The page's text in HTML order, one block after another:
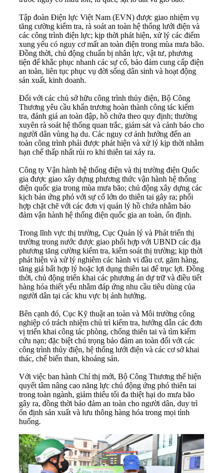
Tập đoàn Điện lực Việt Nam (EVN) được giao nhiệm vụ
tăng cường kiểm tra, rà soát an toàn hệ thống lưới điện và
các công trình điện lực; kịp thời phát hiện, xử lý các điểm
xung yếu có nguy cơ mất an toàn điện trong mùa mưa bão.
Đồng thời, chủ động chuẩn bị nhân lực, vật tư, phương
tiện để khắc phục nhanh các sự cố, bảo đảm cung cấp điện
an toàn, liên tục phục vụ đời sống dân sinh và hoạt động
sản xuất, kinh doanh.
Đối với các chủ sở hữu công trình thủy điện, Bộ Công
Thương yêu cầu khẩn trương hoàn thành công tác kiểm
tra, đánh giá an toàn đập, hồ chứa theo quy định; thường
xuyên rà soát hệ thống quan trắc, giám sát và cảnh báo cho
người dân vùng hạ du. Các nguy cơ ảnh hưởng đến an
toàn công trình phải được phát hiện và xử lý kịp thời nhằm
hạn chế thấp nhất rủi ro khi thiên tai xảy ra.
Công ty Vận hành hệ thống điện và thị trường điện Quốc
gia được giao xây dựng phương thức vận hành hệ thống
điện quốc gia trong mùa mưa bão; chủ động xây dựng các
kịch bản ứng phó với sự cố lớn do thiên tai gây ra; phối
hợp chặt chẽ với các đơn vị quản lý hồ chứa nhằm bảo
đảm vận hành hệ thống điện quốc gia an toàn, ổn định.
Trong lĩnh vực thị trường, Cục Quản lý và Phát triển thị
trường trong nước được giao phối hợp với UBND các địa
phương tăng cường kiểm tra, kiểm soát thị trường; kịp thời
phát hiện và xử lý nghiêm các hành vi đầu cơ, găm hàng,
tăng giá bất hợp lý hoặc lợi dụng thiên tai để trục lợi. Đồng
thời, chủ động triển khai các phương án dự trữ và điều tiết
hàng hóa thiết yếu nhằm đáp ứng nhu cầu tiêu dùng của
người dân tại các khu vực bị ảnh hưởng.
Bên cạnh đó, Cục Kỹ thuật an toàn và Môi trường công
nghiệp có trách nhiệm chủ trì kiểm tra, hướng dẫn các đơn
vị triển khai công tác phòng, chống thiên tai và tìm kiếm
cứu nạn; đặc biệt chú trọng bảo đảm an toàn đối với các
công trình thủy điện, hệ thống lưới điện và các cơ sở khai
thác, chế biến than, khoáng sản.
Với việc ban hành Chỉ thị mới, Bộ Công Thương thể hiện
quyết tâm nâng cao năng lực chủ động ứng phó thiên tai
trong toàn ngành, giảm thiểu tối đa thiệt hại do mưa bão
gây ra, đồng thời bảo đảm an toàn cho người dân, duy trì
ổn định sản xuất và lưu thông hàng hóa trong mọi tình
huống.